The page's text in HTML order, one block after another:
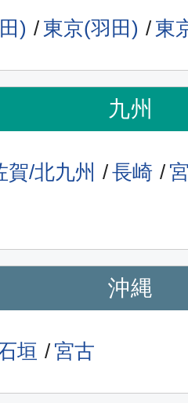
09:20
15:50
東京(
大阪(関西)
東京(
普通席
大阪(関西)
東京(
) 東京(羽田) 東
九州
賀/北九州 長崎
沖縄
垣 宮古